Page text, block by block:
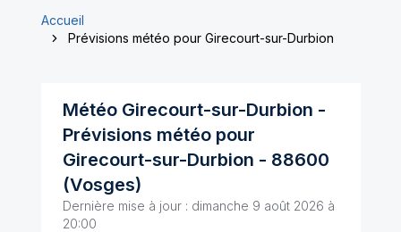
Accueil
Prévisions météo pour Girecourt-sur-Durbion
Météo Girecourt-sur-Durbion -
Prévisions météo pour
Girecourt-sur-Durbion - 88600
(Vosges)
Dernière mise à jour : dimanche 9 août 2026 à
20:00